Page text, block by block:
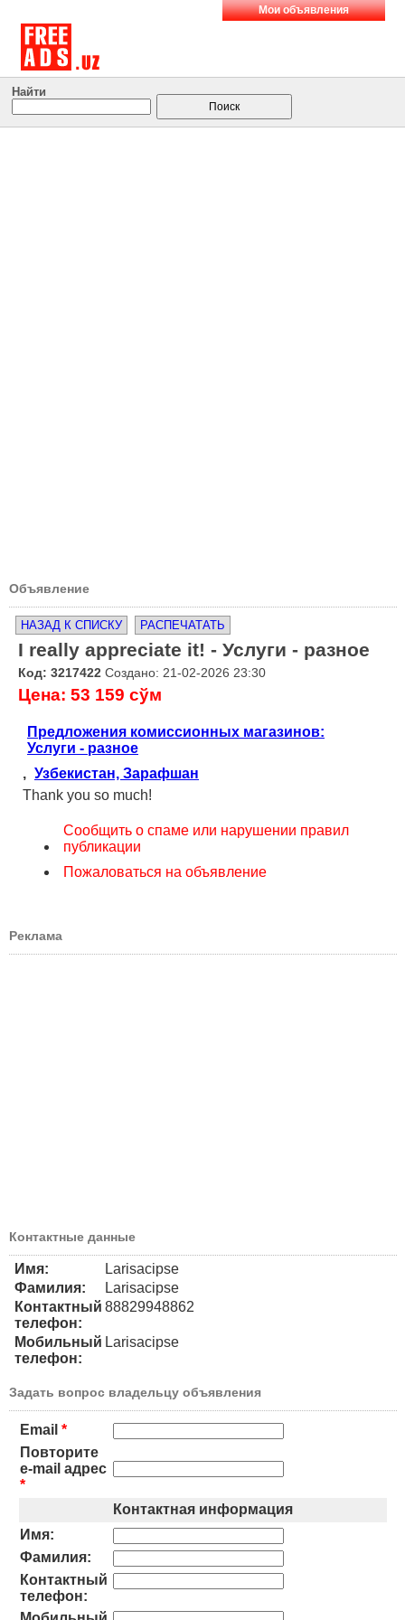
Мои объявления
Найти
Объявление
НАЗАД К СПИСКУ РАСПЕЧАТАТЬ
I really appreciate it! - Услуги - разное
Код: 3217422 Создано: 21-02-2026 23:30
Цена: 53 159 сўм
Предложения комиссионных магазинов:
Услуги - разное
, Узбекистан, Зарафшан
Thank you so much!
Сообщить о спаме или нарушении правил
публикации
Пожаловаться на объявление
Реклама
Контактные данные
Имя:
Larisacipse
Фамилия:
Larisacipse
Контактный
телефон:
88829948862
Мобильный
телефон:
Larisacipse
Задать вопрос владельцу объявления
Email *
Повторите
e-mail адрес
*
Контактная информация
Имя:
Фамилия:
Контактный
телефон: